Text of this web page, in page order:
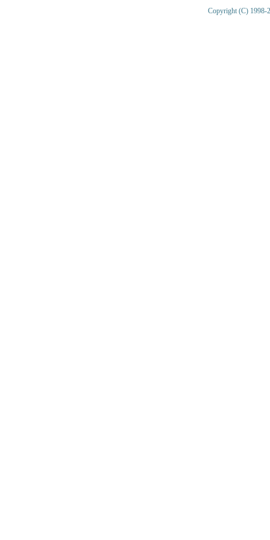
Copyright (C) 1998-